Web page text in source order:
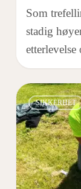
Som
stadig
Årets
HMS-
dag:
Trygghet
i
høyden
SIKKERHET